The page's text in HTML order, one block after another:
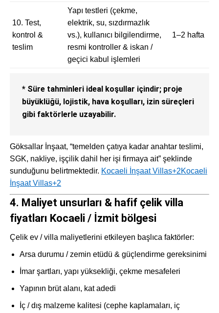
10. Test,
kontrol &
teslim
Yapı testleri (çekme,
elektrik, su, sızdırmazlık
vs.), kullanıcı bilgilendirme,
resmi kontroller & iskan /
geçici kabul işlemleri
1–2 hafta
* Süre tahminleri ideal koşullar içindir; proje
büyüklüğü, lojistik, hava koşulları, izin süreçleri
gibi faktörlerle uzayabilir.
Göksallar İnşaat, “temelden çatıya kadar anahtar teslimi,
SGK, nakliye, işçilik dahil her işi firmaya ait” şeklinde
sunduğunu belirtmektedir. Kocaeli İnşaat Villas+2Kocaeli
İnşaat Villas+2
4. Maliyet unsurları & hafif çelik villa
fiyatları Kocaeli / İzmit bölgesi
Çelik ev / villa maliyetlerini etkileyen başlıca faktörler:
Arsa durumu / zemin etüdü & güçlendirme gereksinimi
İmar şartları, yapı yüksekliği, çekme mesafeleri
Yapının brüt alanı, kat adedi
İç / dış malzeme kalitesi (cephe kaplamaları, iç